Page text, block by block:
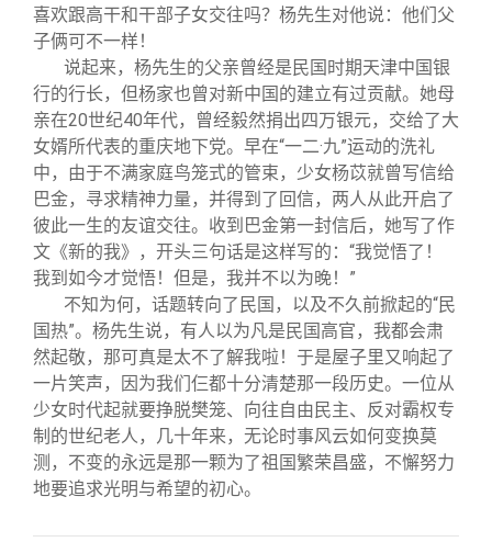
喜欢跟高干和干部子女交往吗？杨先生对他说：他们父
子俩可不一样！
说起来，杨先生的父亲曾经是民国时期天津中国银
行的行长，但杨家也曾对新中国的建立有过贡献。她母
亲在20世纪40年代，曾经毅然捐出四万银元，交给了大
女婿所代表的重庆地下党。早在“一二·九”运动的洗礼
中，由于不满家庭鸟笼式的管束，少女杨苡就曾写信给
巴金，寻求精神力量，并得到了回信，两人从此开启了
彼此一生的友谊交往。收到巴金第一封信后，她写了作
文《新的我》，开头三句话是这样写的：“我觉悟了！
我到如今才觉悟！但是，我并不以为晚！”
不知为何，话题转向了民国，以及不久前掀起的“民
国热”。杨先生说，有人以为凡是民国高官，我都会肃
然起敬，那可真是太不了解我啦！于是屋子里又响起了
一片笑声，因为我们仨都十分清楚那一段历史。一位从
少女时代起就要挣脱樊笼、向往自由民主、反对霸权专
制的世纪老人，几十年来，无论时事风云如何变换莫
测，不变的永远是那一颗为了祖国繁荣昌盛，不懈努力
地要追求光明与希望的初心。